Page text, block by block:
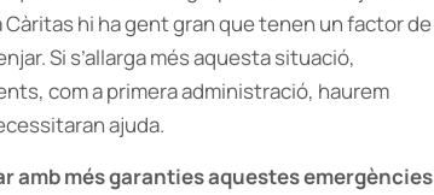
hi ha gent gran que tenen un factor de
Si s’allarga més aquesta situació,
com a primera administració, haurem
ajuda.
amb més garanties aquestes emergències